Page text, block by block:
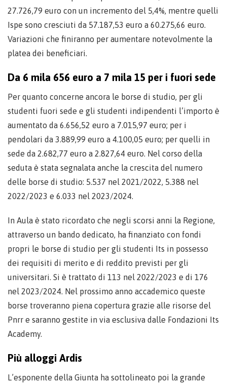
27.726,79 euro con un incremento del 5,4%, mentre quelli
Ispe sono cresciuti da 57.187,53 euro a 60.275,66 euro.
Variazioni che finiranno per aumentare notevolmente la
platea dei beneficiari.
Da 6 mila 656 euro a 7 mila 15 per i fuori sede
Per quanto concerne ancora le borse di studio, per gli
studenti fuori sede e gli studenti indipendenti l’importo è
aumentato da 6.656,52 euro a 7.015,97 euro; per i
pendolari da 3.889,99 euro a 4.100,05 euro; per quelli in
sede da 2.682,77 euro a 2.827,64 euro. Nel corso della
seduta è stata segnalata anche la crescita del numero
delle borse di studio: 5.537 nel 2021/2022, 5.388 nel
2022/2023 e 6.033 nel 2023/2024.
In Aula è stato ricordato che negli scorsi anni la Regione,
attraverso un bando dedicato, ha finanziato con fondi
propri le borse di studio per gli studenti Its in possesso
dei requisiti di merito e di reddito previsti per gli
universitari. Si è trattato di 113 nel 2022/2023 e di 176
nel 2023/2024. Nel prossimo anno accademico queste
borse troveranno piena copertura grazie alle risorse del
Pnrr e saranno gestite in via esclusiva dalle Fondazioni Its
Academy.
Più alloggi Ardis
L’esponente della Giunta ha sottolineato poi la grande